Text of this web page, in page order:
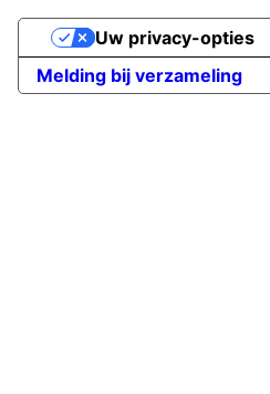
Melding bij verzameling
Uw privacy-opties